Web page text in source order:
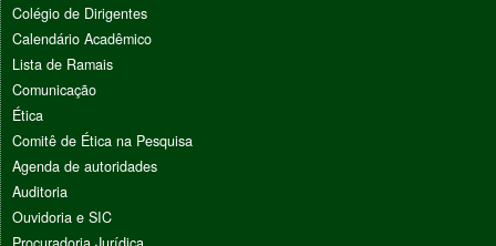
Colégio de Dirigentes
Calendário Acadêmico
Lista de Ramais
Comunicação
Ética
Comitê de Ética na Pesquisa
Agenda de autoridades
Auditoria
Ouvidoria e SIC